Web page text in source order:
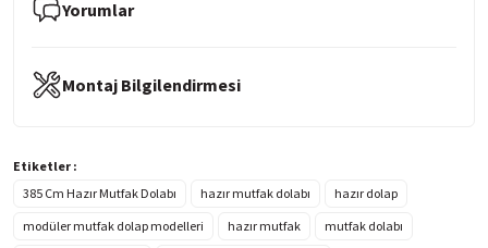
Yorumlar
Montaj Bilgilendirmesi
Etiketler :
385 Cm Hazır Mutfak Dolabı
hazır mutfak dolabı
hazır dolap
modüler mutfak dolap modelleri
hazır mutfak
mutfak dolabı